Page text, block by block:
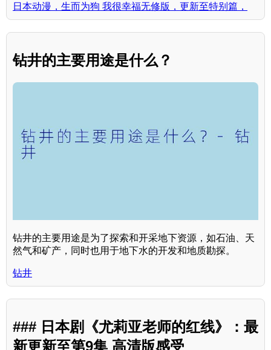
日本动漫，生而为狗 我很幸福无修版，更新至特别篇，
钻井的主要用途是什么？
钻井的主要用途是为了探索和开采地下资源，如石油、天
然气和矿产，同时也用于地下水的开发和地质勘探。
钻井
### 日本剧《尤莉亚老师的红线》：最
新更新至第9集 高清版感受